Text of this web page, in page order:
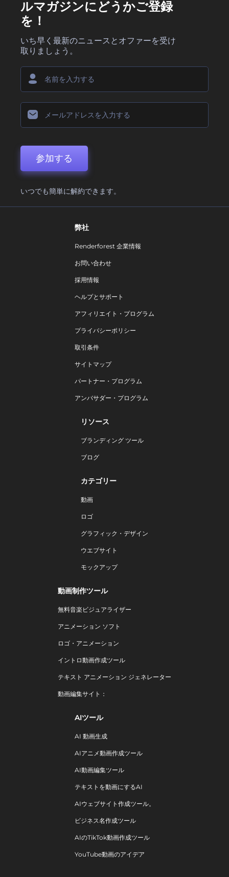
ルマガジンにどうかご登録
を！
いち早く最新のニュースとオファーを受け
取りましょう。
参加する
いつでも簡単に解約できます。
弊社
Renderforest 企業情報
お問い合わせ
採用情報
ヘルプとサポート
アフィリエイト・プログラム
プライバシーポリシー
取引条件
サイトマップ
パートナー・プログラム
アンバサダー・プログラム
リソース
ブランディング ツール
ブログ
カテゴリー
動画
ロゴ
グラフィック・デザイン
ウエブサイト
モックアップ
動画制作ツール
無料音楽ビジュアライザー
アニメーション ソフト
ロゴ・アニメーション
イントロ動画作成ツール
テキスト アニメーション ジェネレーター
動画編集サイト：
AIツール
AI 動画生成
AIアニメ動画作成ツール
AI動画編集ツール
テキストを動画にするAI
AIウェブサイト作成ツール。
ビジネス名作成ツール
AIのTikTok動画作成ツール
YouTube動画のアイデア